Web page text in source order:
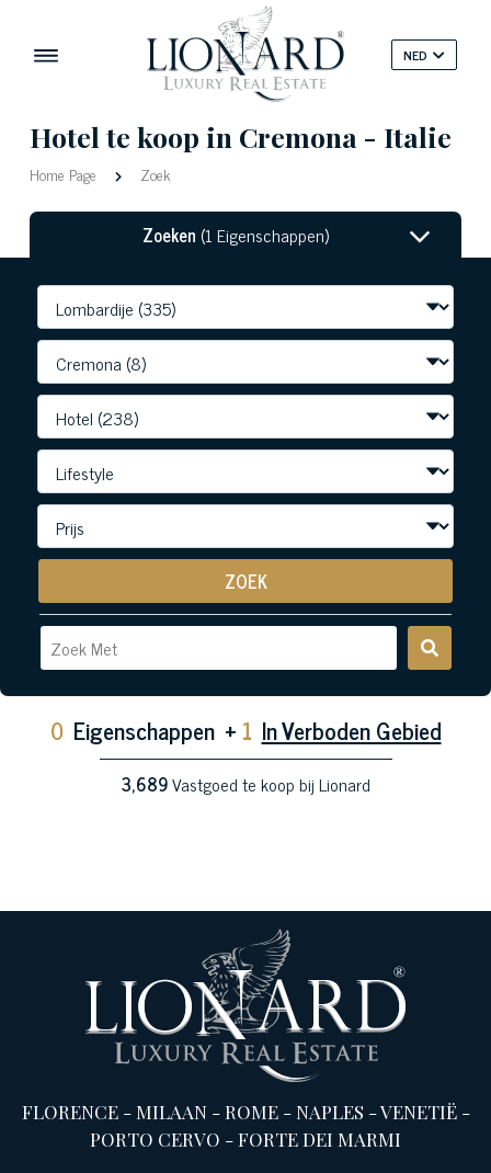
NED
Hotel te koop in Cremona - Italie
Home Page Zoek
Zoeken (1 Eigenschappen)
ZOEK
0 Eigenschappen + 1 In Verboden Gebied
3,689Vastgoed te koop bij Lionard
FLORENCE-MILAAN-ROME-NAPLES -VENETIË-
PORTO CERVO -FORTE DEI MARMI